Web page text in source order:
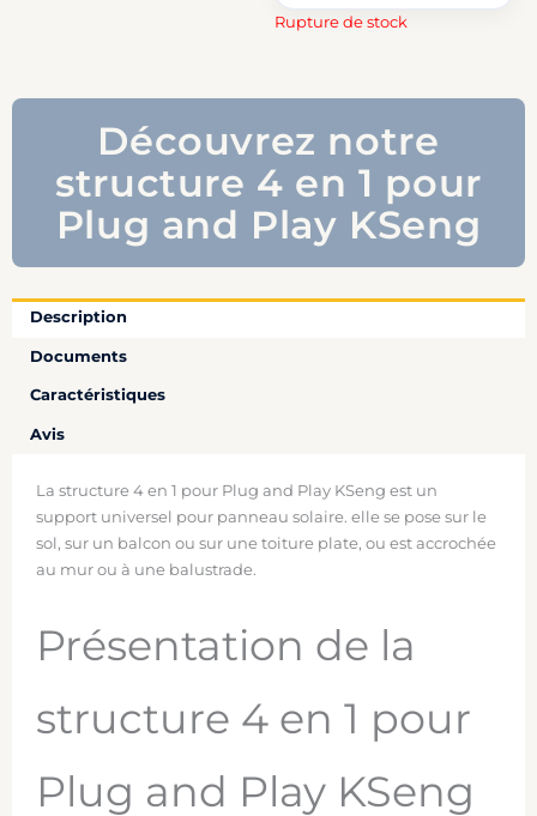
Rupture de stock
Découvrez notre
structure 4 en 1 pour
Plug and Play KSeng
Description
Documents
Caractéristiques
Avis
La structure 4 en 1 pour Plug and Play KSeng est un
support universel pour panneau solaire. elle se pose sur le
sol, sur un balcon ou sur une toiture plate, ou est accrochée
au mur ou à une balustrade.
Présentation de la
structure 4 en 1 pour
Plug and Play KSeng